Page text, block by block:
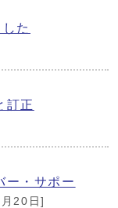
た
訂正
ー・サポー
20日]